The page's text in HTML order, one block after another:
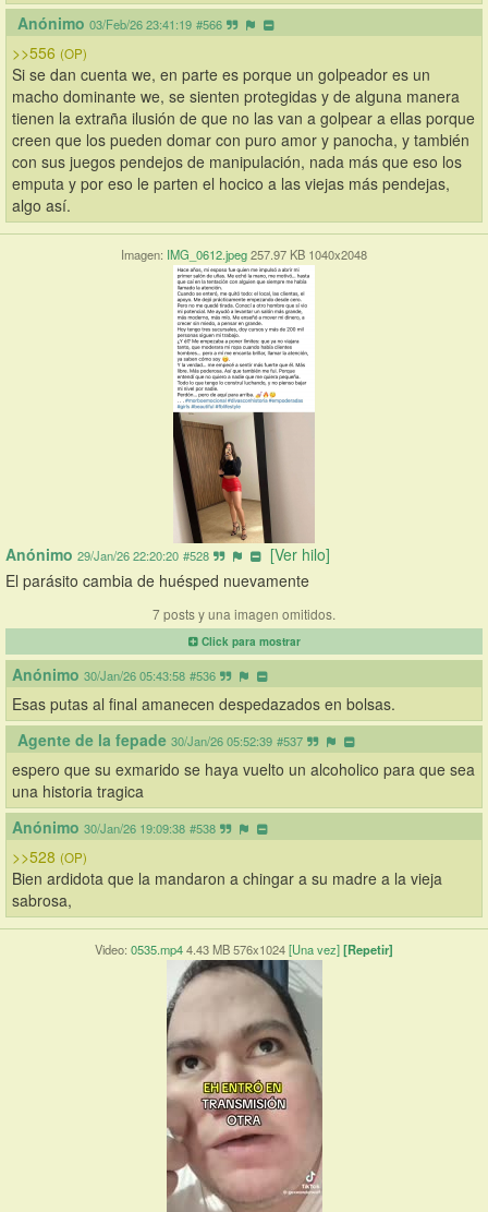
Anónimo 03/Feb/26 23:41:19 #566
>>556 (OP)
Si se dan cuenta we, en parte es porque un golpeador es un
macho dominante we, se sienten protegidas y de alguna manera
tienen la extraña ilusión de que no las van a golpear a ellas porque
creen que los pueden domar con puro amor y panocha, y también
con sus juegos pendejos de manipulación, nada más que eso los
emputa y por eso le parten el hocico a las viejas más pendejas,
algo así.
Imagen: IMG_0612.jpeg257.97 KB 1040x2048
Anónimo 29/Jan/26 22:20:20 #528
[Ver hilo]
El parásito cambia de huésped nuevamente
7 posts y una imagen omitidos.
Click para mostrar
Anónimo 30/Jan/26 05:43:58 #536
Esas putas al final amanecen despedazados en bolsas.
Agente de la fepade 30/Jan/26 05:52:39 #537
espero que su exmarido se haya vuelto un alcoholico para que sea
una historia tragica
Anónimo 30/Jan/26 19:09:38 #538
>>528 (OP)
Bien ardidota que la mandaron a chingar a su madre a la vieja
sabrosa,
Video: 0535.mp44.43 MB 576x1024[Una vez][Repetir]